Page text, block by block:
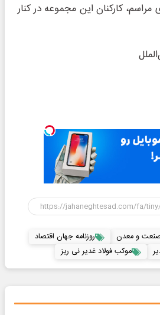
مراسم، کارکنان این مجموعه در کنار
و معدن
روزنامه جهان اقتصاد
موکب فولاد غدیر نی ریز